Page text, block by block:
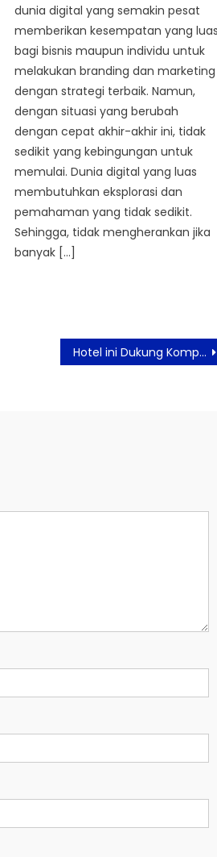
dunia digital yang semakin pesat
memberikan kesempatan yang
bagi bisnis maupun individu untuk
melakukan branding dan marketing
dengan strategi terbaik. Namun,
dengan situasi yang berubah
dengan cepat akhir-akhir ini, tidak
sedikit yang kebingungan untuk
memulai. Dunia digital yang luas
membutuhkan eksplorasi dan
pemahaman yang tidak sedikit.
Sehingga, tidak mengherankan jika
banyak […]
Hotel ini Dukung Kompetensi SDM Pariwisata Dari Jenjang SMK